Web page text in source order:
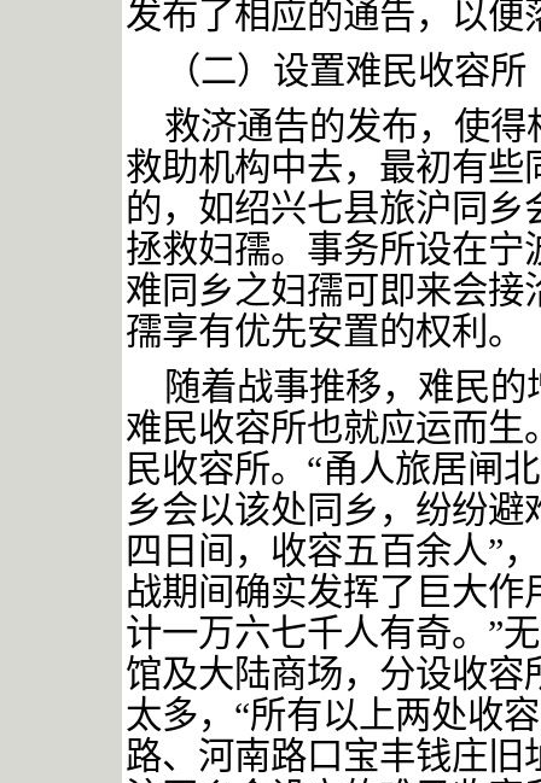
发布了相应的通告，以便
（二）设置难民收容所
救济通告的发布，使
救助机构中去，最初有
的，如绍兴七县旅沪同乡
拯救妇孺。事务所设在
难同乡之妇孺可即来会接
孺享有优先安置的权利。
随着战事推移，难民
难民收容所也就应运而
民收容所。 “甬人旅居闸
乡会以该处同乡，纷纷
四日间，收容五百余人”
战期间确实发挥了巨大作
计一万六七千人有奇。”
馆及大陆商场，分设收
太多， “所有以上两处收
路、河南路口宝丰钱庄旧